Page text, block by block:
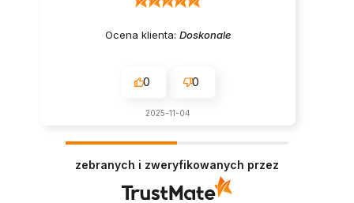
Ocena klienta: Doskonale
0 0
2025-11-04
zebranych i zweryfikowanych przez